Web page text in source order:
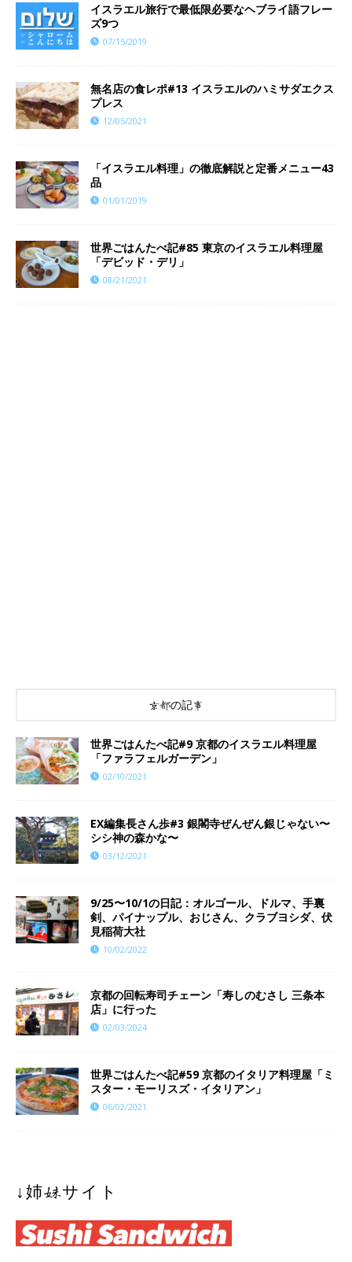
イスラエル旅行で最低限必要なヘブライ語フレー
ズ9つ
07/15/2019
無名店の食レポ#13 イスラエルのハミサダエクス
プレス
12/05/2021
「イスラエル料理」の徹底解説と定番メニュー43
品
01/01/2019
世界ごはんたべ記#85 東京のイスラエル料理屋
「デビッド・デリ」
08/21/2021
京都の記事
世界ごはんたべ記#9 京都のイスラエル料理屋
「ファラフェルガーデン」
02/10/2021
EX編集長さん歩#3 銀閣寺ぜんぜん銀じゃない〜
シシ神の森かな〜
03/12/2021
9/25〜10/1の日記：オルゴール、ドルマ、手裏
剣、パイナップル、おじさん、クラブヨシダ、伏
見稲荷大社
10/02/2022
京都の回転寿司チェーン「寿しのむさし 三条本
店」に行った
02/03/2024
世界ごはんたべ記#59 京都のイタリア料理屋「ミ
スター・モーリスズ・イタリアン」
06/02/2021
↓姉妹サイト